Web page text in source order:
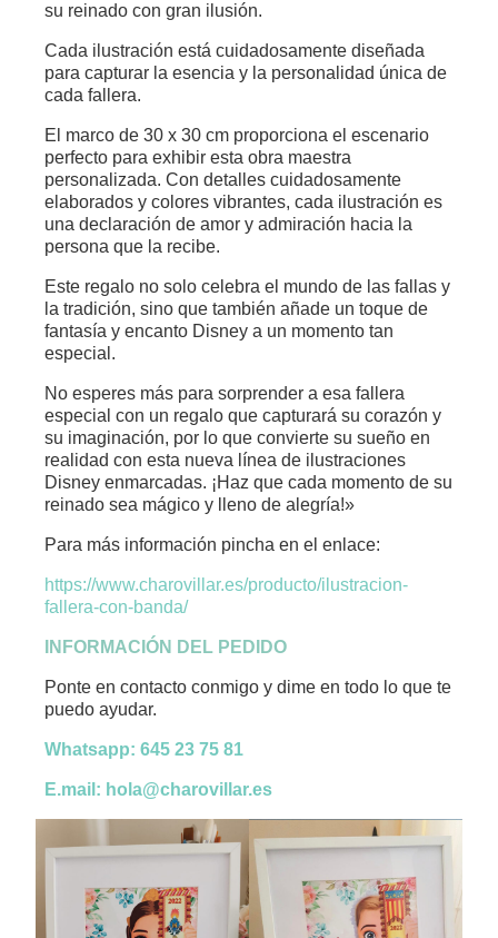
su reinado con gran ilusión.
Cada ilustración está cuidadosamente diseñada
para capturar la esencia y la personalidad única de
cada fallera.
El marco de 30 x 30 cm proporciona el escenario
perfecto para exhibir esta obra maestra
personalizada. Con detalles cuidadosamente
elaborados y colores vibrantes, cada ilustración es
una declaración de amor y admiración hacia la
persona que la recibe.
Este regalo no solo celebra el mundo de las fallas y
la tradición, sino que también añade un toque de
fantasía y encanto Disney a un momento tan
especial.
No esperes más para sorprender a esa fallera
especial con un regalo que capturará su corazón y
su imaginación, por lo que convierte su sueño en
realidad con esta nueva línea de ilustraciones
Disney enmarcadas. ¡Haz que cada momento de su
reinado sea mágico y lleno de alegría!»
Para más información pincha en el enlace:
https://www.charovillar.es/producto/ilustracion-
fallera-con-banda/
INFORMACIÓN DEL PEDIDO
Ponte en contacto conmigo y dime en todo lo que te
puedo ayudar.
Whatsapp: 645 23 75 81
E.mail: hola@charovillar.es